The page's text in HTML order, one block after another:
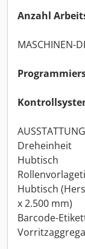
Anzahl
MASCHINEN-
AUSSTATTUNG
Dreheinheit
Hubtisch
Hubtisch
x 2.500 mm)
Barcode-